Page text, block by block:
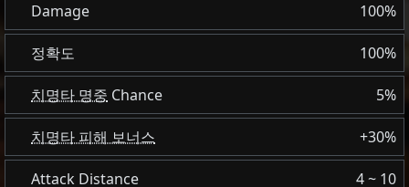
Damage 100%
정확도 100%
치명타 명중 Chance 5%
치명타 피해 보너스 +30%
Attack Distance 4 ~ 10